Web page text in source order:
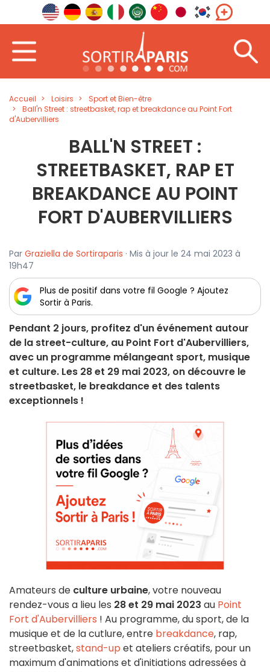
Accueil Loisirs
Sport et Bien-être
Ball'n Street : streetbasket, rap et breakdance au Point Fort
d'Aubervilliers
BALL'N STREET :
STREETBASKET, RAP ET
BREAKDANCE AU POINT
FORT D'AUBERVILLIERS
Par Graziella de Sortiraparis · Mis à jour le 24 mai 2023 à
19h47
Plus de positif dans votre fil Google ? Ajoutez
Sortir à Paris.
Pendant 2 jours, profitez d'un événement autour
de la street-culture, au Point Fort d'Aubervilliers,
avec un programme mélangeant sport, musique
et culture. Les 28 et 29 mai 2023, on découvre le
streetbasket, le breakdance et des talents
exceptionnels !
Amateurs de culture urbaine, votre nouveau
rendez-vous a lieu les 28 et 29 mai 2023 au Point
Fort d'Aubervilliers ! Au programme, du sport, de la
musique et de la cutlure, entre breakdance, rap,
streetbasket,stand-up et ateliers créatifs, pour un
maximum d'animations et d'initiations adressées à